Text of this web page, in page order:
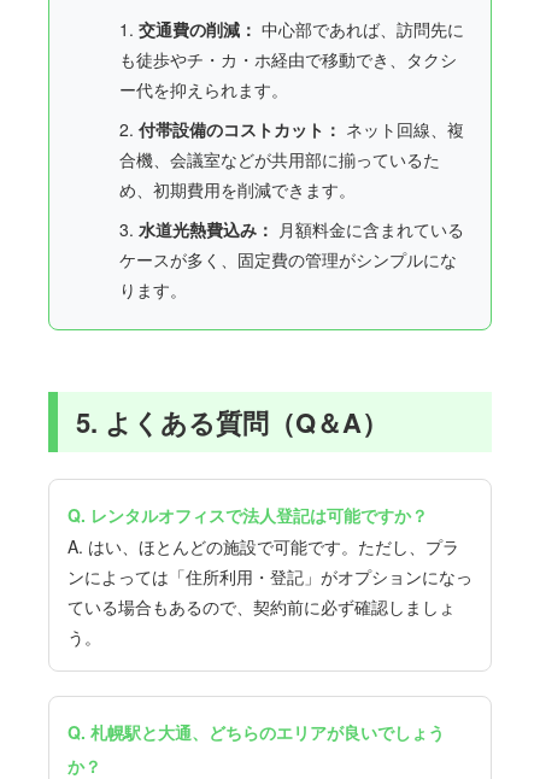
1.交通費の削減： 中心部であれば、訪問先に
も徒歩やチ・カ・ホ経由で移動でき、タクシ
ー代を抑えられます。
2.付帯設備のコストカット： ネット回線、複
合機、会議室などが共用部に揃っているた
め、初期費用を削減できます。
3.水道光熱費込み： 月額料金に含まれている
ケースが多く、固定費の管理がシンプルにな
ります。
5. よくある質問（Q＆A）
Q. レンタルオフィスで法人登記は可能ですか？
A. はい、ほとんどの施設で可能です。ただし、プラ
ンによっては「住所利用・登記」がオプションになっ
ている場合もあるので、契約前に必ず確認しましょ
う。
Q. 札幌駅と大通、どちらのエリアが良いでしょう
か？